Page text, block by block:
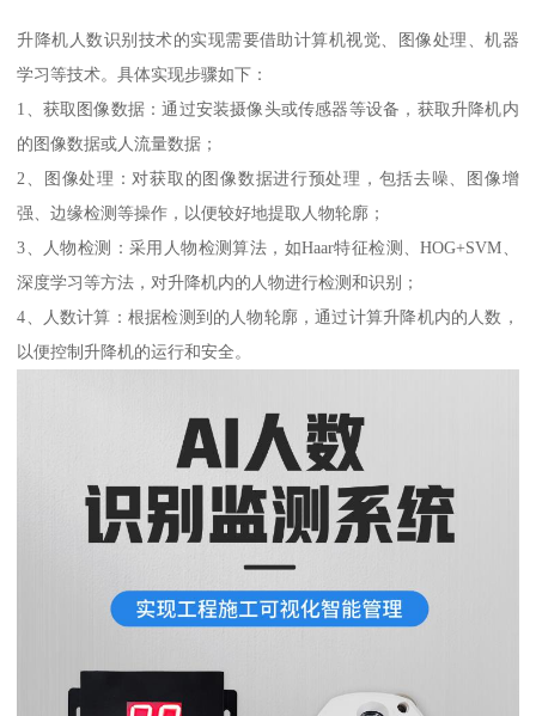
升降机人数识别技术的实现需要借助计算机视觉、图像处理、机器
学习等技术。具体实现步骤如下：
1、获取图像数据：通过安装摄像头或传感器等设备，获取升降机内
的图像数据或人流量数据；
2、图像处理：对获取的图像数据进行预处理，包括去噪、图像增
强、边缘检测等操作，以便较好地提取人物轮廓；
3、人物检测：采用人物检测算法，如Haar特征检测、HOG+SVM、
深度学习等方法，对升降机内的人物进行检测和识别；
4、人数计算：根据检测到的人物轮廓，通过计算升降机内的人数，
以便控制升降机的运行和安全。